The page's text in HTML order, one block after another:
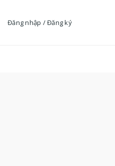
quaĐăng nhập / Đăng ký